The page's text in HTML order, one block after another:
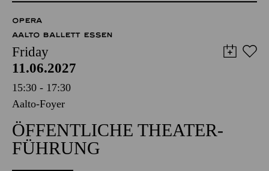
OPERA
AALTO BALLETT ESSEN
Friday
11.06.2027
15:30 - 17:30
Aalto-Foyer
ÖFFENTLICHE THEATER­
FÜHRUNG